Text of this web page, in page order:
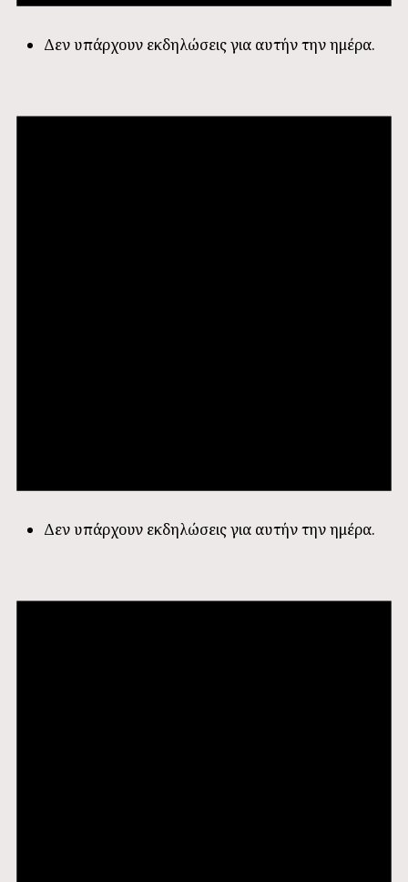
Δεν υπάρχουν εκδηλώσεις για αυτήν την ημέρα.
Δεν υπάρχουν εκδηλώσεις για αυτήν την ημέρα.